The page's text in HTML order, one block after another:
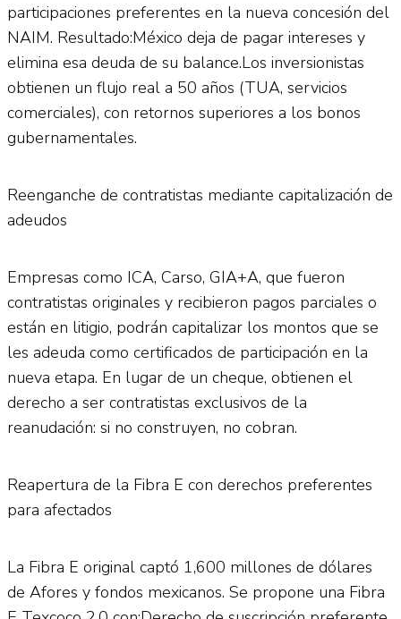
participaciones preferentes en la nueva concesión del
NAIM. Resultado:México deja de pagar intereses y
elimina esa deuda de su balance.Los inversionistas
obtienen un flujo real a 50 años (TUA, servicios
comerciales), con retornos superiores a los bonos
gubernamentales.
Reenganche de contratistas mediante capitalización de
adeudos
Empresas como ICA, Carso, GIA+A, que fueron
contratistas originales y recibieron pagos parciales o
están en litigio, podrán capitalizar los montos que se
les adeuda como certificados de participación en la
nueva etapa. En lugar de un cheque, obtienen el
derecho a ser contratistas exclusivos de la
reanudación: si no construyen, no cobran.
Reapertura de la Fibra E con derechos preferentes
para afectados
La Fibra E original captó 1,600 millones de dólares
de Afores y fondos mexicanos. Se propone una Fibra